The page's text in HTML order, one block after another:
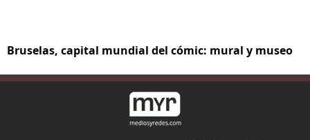
Bruselas, capital mundial del cómic: mural y museo